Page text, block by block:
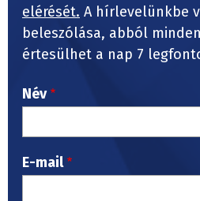
elérését. A hírlevelünkbe
beleszólása, abból
értesülhet a nap 7
Név
E-mail